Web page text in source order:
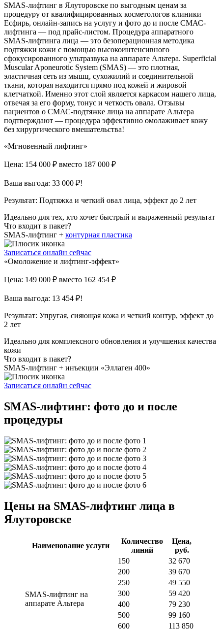
SMAS-лифтинг в Ялуторовске по выгодным ценам за
процедуру от квалифицированных косметологов клиники
Есфирь, онлайн-запись на услугу и фото до и после СМАС-
лифтинга — под прайс-листом. Процедура аппаратного
SMAS-лифтинга лица — это безоперационная методика
подтяжки кожи с помощью высокоинтенсивного
сфокусированного ультразвука на аппарате Альтера. Superficial
Muscular Aponeurotic System (SMAS) — это плотная,
эластичная сеть из мышц, сухожилий и соединительной
ткани, которая находится прямо под кожей и жировой
клетчаткой. Именно этот слой является каркасом нашего лица,
отвечая за его форму, тонус и четкость овала. Отзывы
пациентов о СМАС-подтяжке лица на аппарате Альтера
подтверждают — процедура эффективно омолаживает кожу
без хирургического вмешательства!
«Мгновенный лифтинг»
Цена: 154 000 ₽ вместо 187 000 ₽
Ваша выгода: 33 000 ₽!
Результат: Подтяжка и четкий овал лица, эффект до 2 лет
Идеально для тех, кто хочет быстрый и выраженный результат
Что входит в пакет?
SMAS-лифтинг + контурная пластика
Записаться онлайн сейчас
«Омоложение и лифтинг-эффект»
Цена: 149 000 ₽ вместо 162 454 ₽
Ваша выгода: 13 454 ₽!
Результат: Упругая, сияющая кожа и четкий контур, эффект до
2 лет
Идеально для комплексного обновления и улучшения качества
кожи
Что входит в пакет?
SMAS-лифтинг + инъекции «Эллаген 400»
Записаться онлайн сейчас
SMAS-лифтинг: фото до и после
процедуры
Цены на SMAS-лифтинг лица в
Ялуторовске
Наименование услуги
Количество
линий
Цена,
руб.
SMAS-лифтинг на
аппарате Альтера
150
32 670
200
39 670
250
49 550
300
59 420
400
79 230
500
99 160
600
113 850